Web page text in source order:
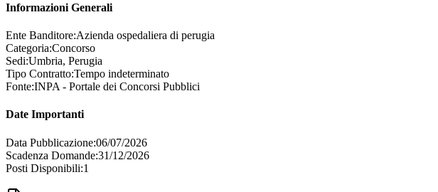
Informazioni Generali
Ente Banditore:Azienda ospedaliera di perugia
Categoria:Concorso
Sedi:Umbria, Perugia
Tipo Contratto:Tempo indeterminato
Fonte:INPA - Portale dei Concorsi Pubblici
Date Importanti
Data Pubblicazione:06/07/2026
Scadenza Domande:31/12/2026
Posti Disponibili:1